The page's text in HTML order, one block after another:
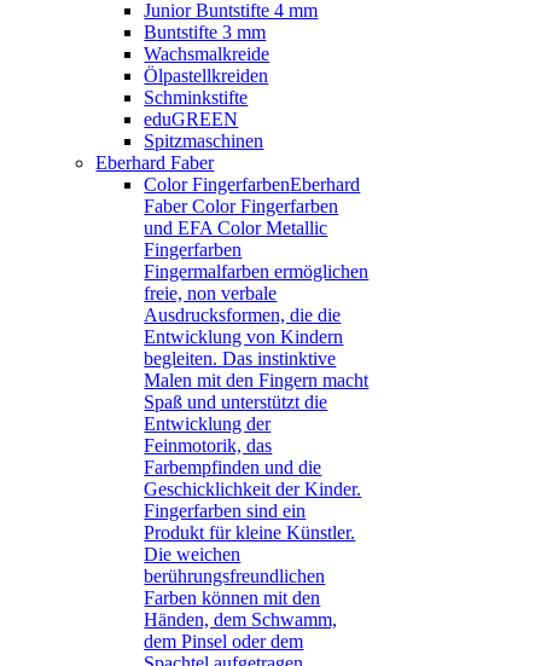
Junior Buntstifte 4 mm
Buntstifte 3 mm
Wachsmalkreide
Ölpastellkreiden
Schminkstifte
eduGREEN
Spitzmaschinen
Eberhard Faber
Color FingerfarbenEberhard
Faber Color Fingerfarben
und EFA Color Metallic
Fingerfarben
Fingermalfarben ermöglichen
freie, non verbale
Ausdrucksformen, die die
Entwicklung von Kindern
begleiten. Das instinktive
Malen mit den Fingern macht
Spaß und unterstützt die
Entwicklung der
Feinmotorik, das
Farbempfinden und die
Geschicklichkeit der Kinder.
Fingerfarben sind ein
Produkt für kleine Künstler.
Die weichen
berührungsfreundlichen
Farben können mit den
Händen, dem Schwamm,
dem Pinsel oder dem